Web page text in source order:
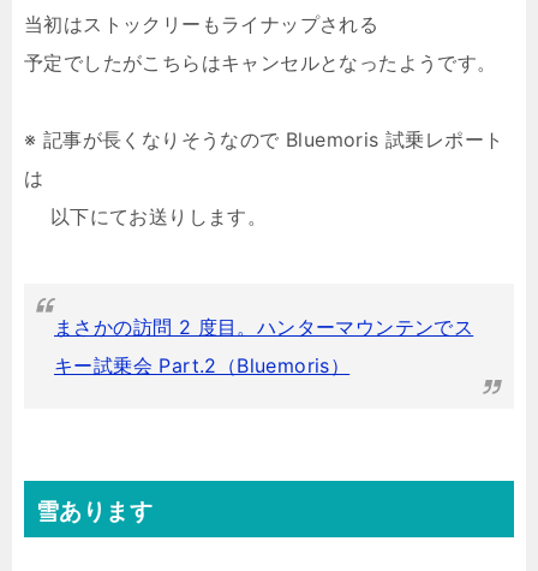
当初はストックリーもライナップされる
予定でしたがこちらはキャンセルとなったようです。
※ 記事が長くなりそうなので Bluemoris 試乗レポート
は
以下にてお送りします。
まさかの訪問 2 度目。ハンターマウンテンでス
キー試乗会 Part.2（Bluemoris）
雪あります